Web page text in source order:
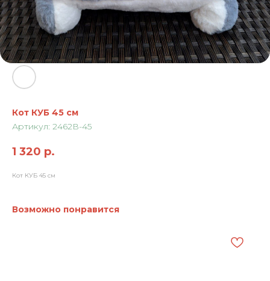
Кот КУБ 45 см
Артикул: 2462В-45
1 320 р.
Кот КУБ 45 см
Возможно понравится